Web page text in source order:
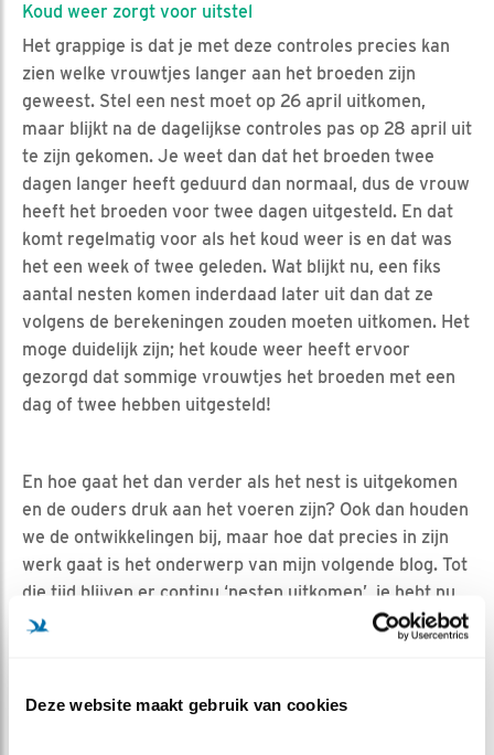
Deze website maakt gebruik van cookies
Koud weer zorgt voor uitstel
Het grappige is dat je met deze controles precies kan
zien welke vrouwtjes langer aan het broeden zijn
geweest. Stel een nest moet op 26 april uitkomen,
maar blijkt na de dagelijkse controles pas op 28 april uit
te zijn gekomen. Je weet dan dat het broeden twee
dagen langer heeft geduurd dan normaal, dus de vrouw
heeft het broeden voor twee dagen uitgesteld. En dat
komt regelmatig voor als het koud weer is en dat was
het een week of twee geleden. Wat blijkt nu, een fiks
aantal nesten komen inderdaad later uit dan dat ze
volgens de berekeningen zouden moeten uitkomen. Het
moge duidelijk zijn; het koude weer heeft ervoor
gezorgd dat sommige vrouwtjes het broeden met een
dag of twee hebben uitgesteld!
En hoe gaat het dan verder als het nest is uitgekomen
en de ouders druk aan het voeren zijn? Ook dan houden
we de ontwikkelingen bij, maar hoe dat precies in zijn
werk gaat is het onderwerp van mijn volgende blog. Tot
die tijd blijven er continu ‘nesten uitkomen’, je hebt nu
zelf een idee hoeveel op welke dag!